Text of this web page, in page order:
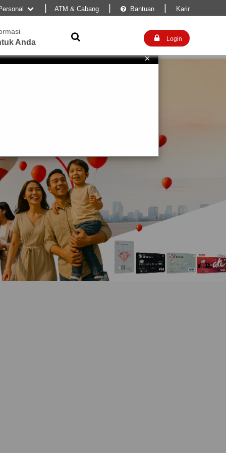
 |ATM & Cabang  Bantuan Karir
Anda
  Login
×